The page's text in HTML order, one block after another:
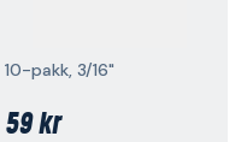
10-pakk, 3/16"
59 kr